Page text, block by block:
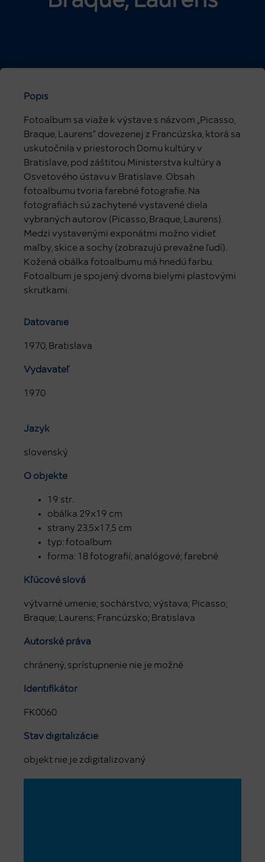
Popis
Fotoalbum sa viaže k výstave s názvom „Picasso,
Braque, Laurens“ dovezenej z Francúzska, ktorá sa
uskutočnila v priestoroch Domu kultúry v
Bratislave, pod záštitou Ministerstva kultúry a
Osvetového ústavu v Bratislave. Obsah
fotoalbumu tvoria farebné fotografie. Na
fotografiách sú zachytené vystavené diela
vybraných autorov (Picasso, Braque, Laurens).
Medzi vystavenými exponátmi možno vidieť
maľby, skice a sochy (zobrazujú prevažne ľudí).
Kožená obálka fotoalbumu má hnedú farbu.
Fotoalbum je spojený dvoma bielymi plastovými
skrutkami.
Datovanie
1970, Bratislava
Vydavateľ
1970
Jazyk
slovenský
O objekte
19 str.
obálka 29x19 cm
strany 23,5x17,5 cm
typ: fotoalbum
forma: 18 fotografií; analógové; farebné
Kľúčové slová
výtvarné umenie; sochárstvo; výstava; Picasso;
Braque; Laurens; Francúzsko; Bratislava
Autorské práva
chránený, sprístupnenie nie je možné
Identifikátor
FK0060
Stav digitalizácie
objekt nie je zdigitalizovaný